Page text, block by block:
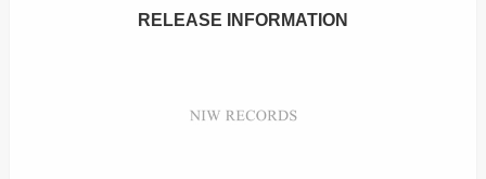
RELEASE INFORMATION